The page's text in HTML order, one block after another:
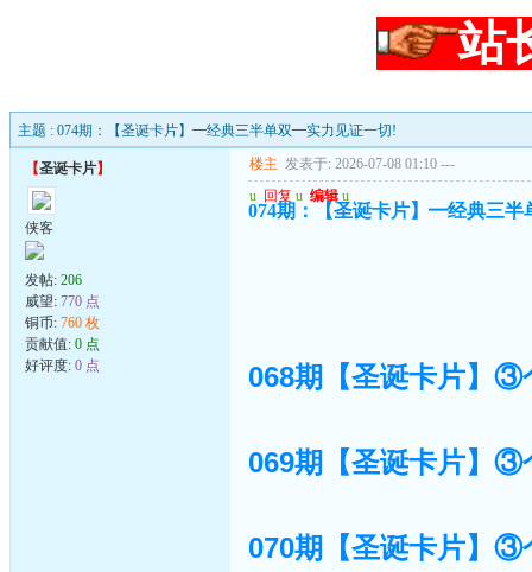
站
主题 : 074期：【圣诞卡片】━经典三半单双━实力见证一切!
【圣诞卡片】
侠客
发帖: 206
威望: 770 点
铜币: 760 枚
贡献值: 0 点
好评度: 0 点
楼主 发表于: 2026-07-08 01:10 ---
u 回复 u 编辑 u
074期：【圣诞卡片】━经典三
068期【圣诞卡片】③
069期【圣诞卡片】③
070期【圣诞卡片】③